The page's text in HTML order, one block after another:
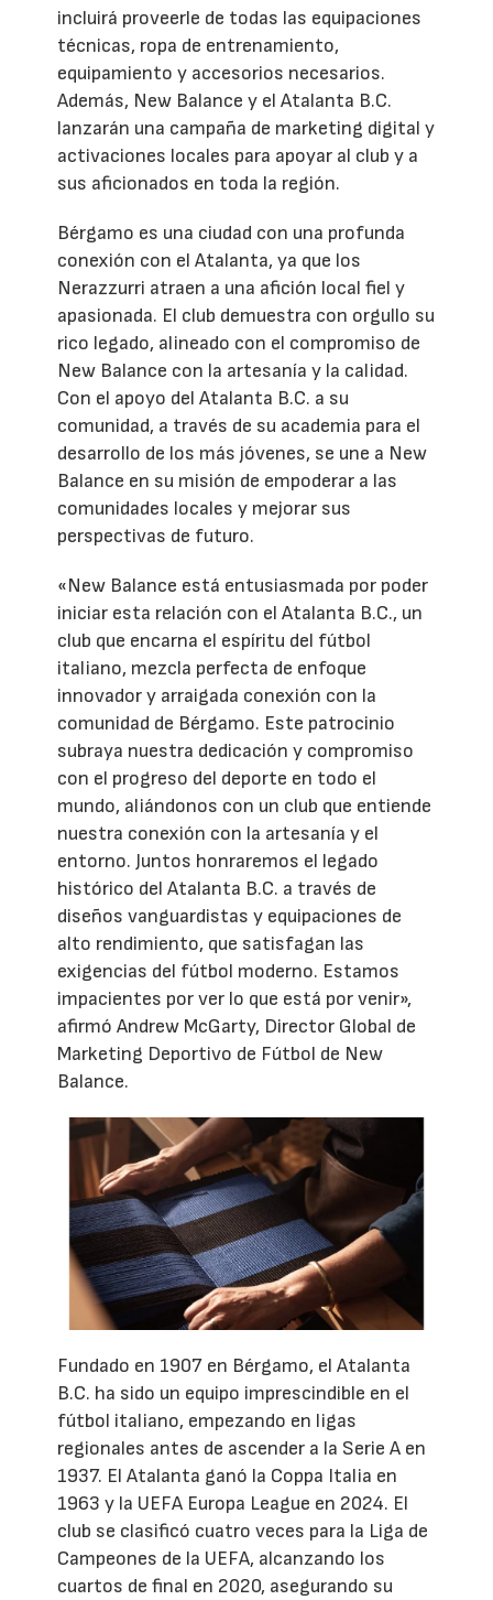
incluirá proveerle de todas las equipaciones
técnicas, ropa de entrenamiento,
equipamiento y accesorios necesarios.
Además, New Balance y el Atalanta B.C.
lanzarán una campaña de marketing digital y
activaciones locales para apoyar al club y a
sus aficionados en toda la región.
Bérgamo es una ciudad con una profunda
conexión con el Atalanta, ya que los
Nerazzurri atraen a una afición local fiel y
apasionada. El club demuestra con orgullo su
rico legado, alineado con el compromiso de
New Balance con la artesanía y la calidad.
Con el apoyo del Atalanta B.C. a su
comunidad, a través de su academia para el
desarrollo de los más jóvenes, se une a New
Balance en su misión de empoderar a las
comunidades locales y mejorar sus
perspectivas de futuro.
«New Balance está entusiasmada por poder
iniciar esta relación con el Atalanta B.C., un
club que encarna el espíritu del fútbol
italiano, mezcla perfecta de enfoque
innovador y arraigada conexión con la
comunidad de Bérgamo. Este patrocinio
subraya nuestra dedicación y compromiso
con el progreso del deporte en todo el
mundo, aliándonos con un club que entiende
nuestra conexión con la artesanía y el
entorno. Juntos honraremos el legado
histórico del Atalanta B.C. a través de
diseños vanguardistas y equipaciones de
alto rendimiento, que satisfagan las
exigencias del fútbol moderno. Estamos
impacientes por ver lo que está por venir»,
afirmó Andrew McGarty, Director Global de
Marketing Deportivo de Fútbol de New
Balance.
Fundado en 1907 en Bérgamo, el Atalanta
B.C. ha sido un equipo imprescindible en el
fútbol italiano, empezando en ligas
regionales antes de ascender a la Serie A en
1937. El Atalanta ganó la Coppa Italia en
1963 y la UEFA Europa League en 2024. El
club se clasificó cuatro veces para la Liga de
Campeones de la UEFA, alcanzando los
cuartos de final en 2020, asegurando su